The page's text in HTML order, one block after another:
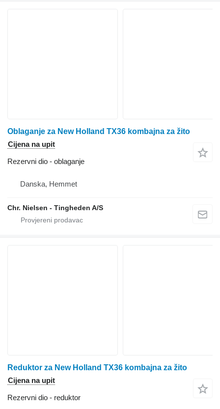
Oblaganje za New Holland TX36 kombajna za žito
Cijena na upit
Rezervni dio - oblaganje
Danska, Hemmet
Chr. Nielsen - Tingheden A/S
Reduktor za New Holland TX36 kombajna za žito
Cijena na upit
Rezervni dio - reduktor